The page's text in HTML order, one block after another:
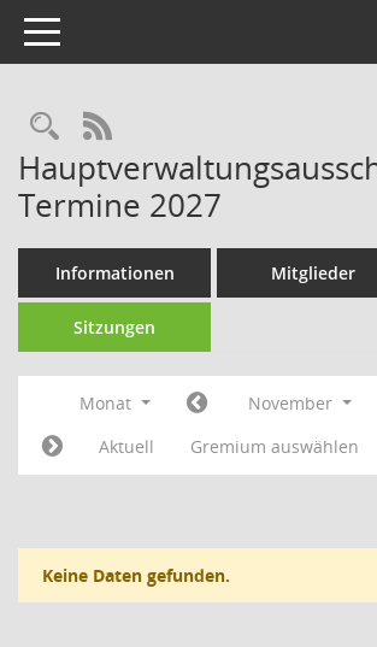
Toggle navigation
RSS-Feed
Termine 2027
Informationen Mitglieder
Sitzungen
Monat November
Aktuell
Gremium auswählen
Keine Daten gefunden.